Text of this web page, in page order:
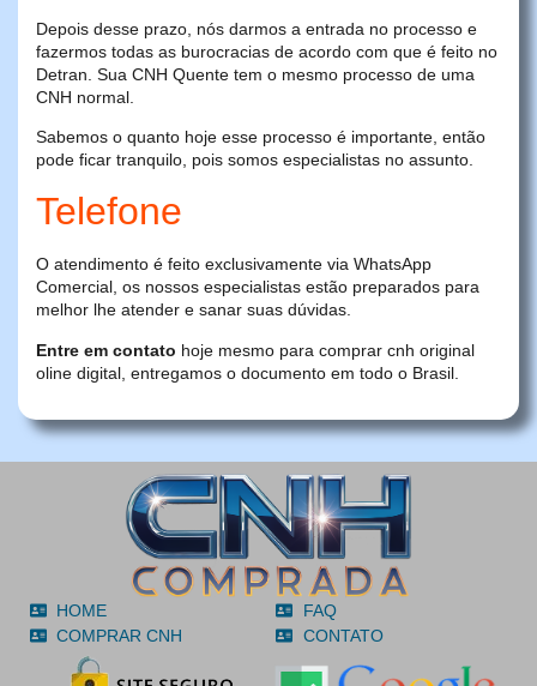
Depois desse prazo, nós darmos a entrada no processo e
fazermos todas as burocracias de acordo com que é feito no
Detran. Sua CNH Quente tem o mesmo processo de uma
CNH normal.
Sabemos o quanto hoje esse processo é importante, então
pode ficar tranquilo, pois somos especialistas no assunto.
Telefone
O atendimento é feito exclusivamente via WhatsApp
Comercial, os nossos especialistas estão preparados para
melhor lhe atender e sanar suas dúvidas.
Entre em contato hoje mesmo para comprar cnh original
oline digital, entregamos o documento em todo o Brasil.
HOME
COMPRAR CNH
FAQ
CONTATO